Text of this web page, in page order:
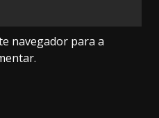
navegador para a